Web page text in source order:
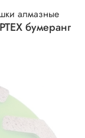
алмазные
бумеранг